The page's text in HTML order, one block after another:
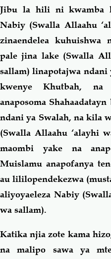
Jibu la hili ni kwamba
Nabiy (Swalla Allaahu
zinaendelea kuhuishwa
pale jina lake (Swalla
sallam) linapotajwa ndani
kwenye Khutbah,
anaposoma
ndani ya Swalah, na kila
(Swalla Allaahu ‘alayhi
maombi yake na
Muislamu anapofanya
au lililopendekezwa
aliyoyaeleza Nabiy
wa sallam).
Katika njia zote kama
na malipo sawa ya